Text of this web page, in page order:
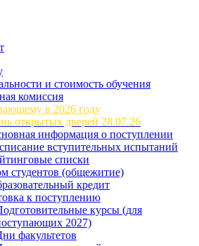
и стоимость обучения
комиссия
в 2026 году
открытых дверей 28.07.26
информация о поступлении
вступительных испытаний
списки
студентов (общежитие)
кредит
к поступлению
курсы (для
2027)
факультетов